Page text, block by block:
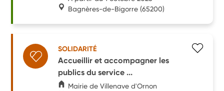
Bagnères-de-Bigorre (65200)
SOLIDARITÉ
Accueillir et accompagner les
publics du service ...
Mairie de Villenave d'Ornon